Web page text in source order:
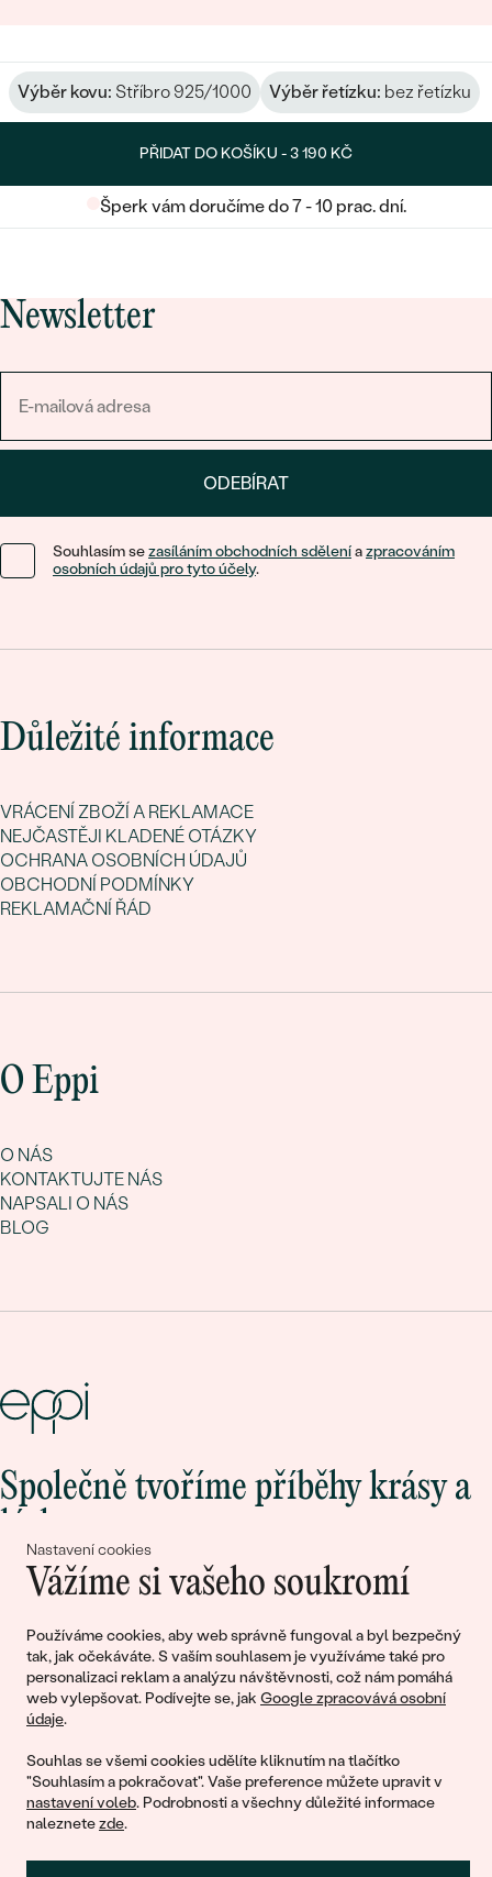
Nastavení cookies
Vážíme si vašeho soukromí
Používáme cookies, aby web správně fungoval a byl bezpečný
tak, jak očekáváte. S vaším souhlasem je využíváme také pro
personalizaci reklam a analýzu návštěvnosti, což nám pomáhá
web vylepšovat. Podívejte se, jak Google zpracovává osobní
údaje.
Souhlas se všemi cookies udělíte kliknutím na tlačítko
"Souhlasím a pokračovat". Vaše preference můžete upravit v
nastavení voleb. Podrobnosti a všechny důležité informace
naleznetezde.
Výběr kovu: Stříbro 925/1000 Výběr řetízku: bez řetízku
PŘIDAT DO KOŠÍKU -3 190 KČ
Šperk vám doručíme do 7 - 10 prac. dní.
Newsletter
ODEBÍRAT
Souhlasím sezasíláním obchodních sděleníazpracováním
osobních údajů pro tyto účely.
Důležité informace
VRÁCENÍ ZBOŽÍ A REKLAMACE
NEJČASTĚJI KLADENÉ OTÁZKY
OCHRANA OSOBNÍCH ÚDAJŮ
OBCHODNÍ PODMÍNKY
REKLAMAČNÍ ŘÁD
O Eppi
O NÁS
KONTAKTUJTE NÁS
NAPSALI O NÁS
BLOG
Společně tvoříme příběhy krásy a
Připojte se k nám!
© 2011 - 2026, Eppi.cz